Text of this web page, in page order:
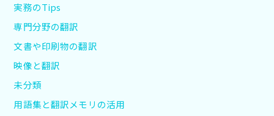
実務のTips
専門分野の翻訳
文書や印刷物の翻訳
映像と翻訳
未分類
用語集と翻訳メモリの活用